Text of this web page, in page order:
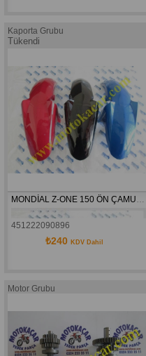
Kaporta Grubu
Tükendi
MONDİAL Z-ONE 150 ÖN ÇAMURLUK ORJİNAL
451222090896
₺240 KDV Dahil
Motor Grubu